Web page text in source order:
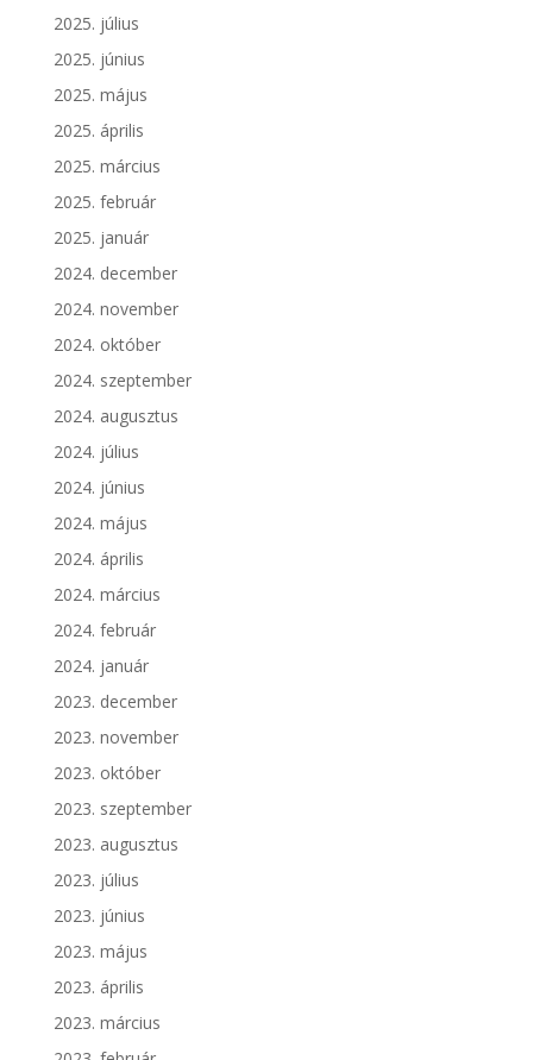
2025. július
2025. június
2025. május
2025. április
2025. március
2025. február
2025. január
2024. december
2024. november
2024. október
2024. szeptember
2024. augusztus
2024. július
2024. június
2024. május
2024. április
2024. március
2024. február
2024. január
2023. december
2023. november
2023. október
2023. szeptember
2023. augusztus
2023. július
2023. június
2023. május
2023. április
2023. március